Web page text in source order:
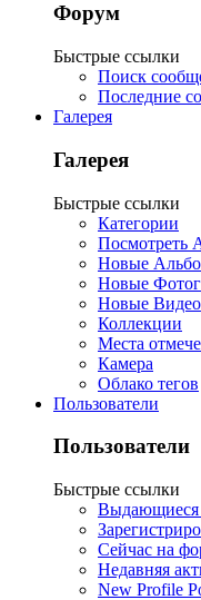
Форум
Быстрые ссылки
Поиск
Последние
Галерея
Галерея
Быстрые ссылки
Категории
Посмотреть
Новые
Новые
Новые Видео
Коллекции
Места
Камера
Облако тегов
Пользователи
Пользователи
Быстрые ссылки
Выдающиеся
Сейчас на
Недавняя
New Profile